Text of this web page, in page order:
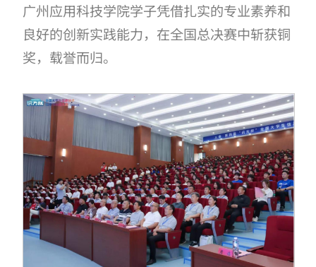
广州应用科技学院学子凭借扎实的专业素养和
良好的创新实践能力，在全国总决赛中斩获铜
奖，载誉而归。